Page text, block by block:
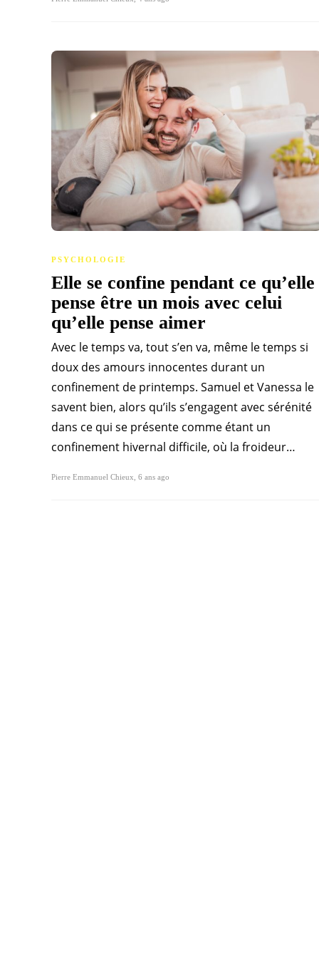
PSYCHOLOGIE
Elle se confine pendant ce qu’elle
pense être un mois avec celui
qu’elle pense aimer
Avec le temps va, tout s’en va, même le temps si
doux des amours innocentes durant un
confinement de printemps. Samuel et Vanessa le
savent bien, alors qu’ils s’engagent avec sérénité
dans ce qui se présente comme étant un
confinement hivernal difficile, où la froideur…
Pierre Emmanuel Chieux 6 ans ago